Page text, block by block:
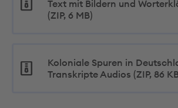
Text mit Bildern und
(ZIP, 6 MB)
Koloniale Spuren in
Transkripte Audios (ZIP, 86